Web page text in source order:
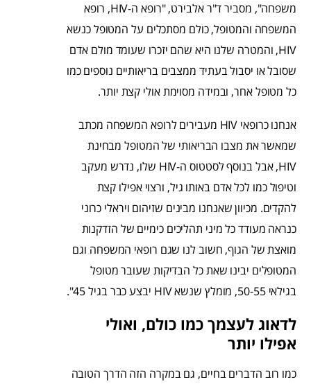
משפחה", מסביר ד"ר אלבירט, "רופא ה-HIV, רופא
המשפחה והמטופל, כולם מסתכלים על המטופל כנשא
HIV, והמטרה שלנו היא שהם יזכרו שעומד מולם אדם
שסובל או יסבול בעתיד ממצבים בריאותיים נוספים כמו
כל מטופל אחר, ובמידה מסוימת אולי קצת יותר.
אנחנו כרופאי HIV מעבירים לרופא המשפחה מכתב
שמאשר את מצבו הבריאותי של המטופל מבחינת
HIV, אבל בנוסף לסטטוס ה-HIV שלו, נדרש מעקב
וטיפול כמו לכל אדם באותו גיל, ורצוי אפילו קצת
להקדים. מכיוון שאנחנו מבינים שזיהום ויראלי כרוני
כנראה מעודד כל מיני תהליכים כימיים של הזדקנות
מואצת של הגוף, חשוב לנו שגם רופאי המשפחה וגם
המטופלים יבינו שאת כל הבדיקות שעובר מטופל
בגילאי 50-55, מומלץ שנשא HIV יבצע כבר בגיל 45".
לדאוג לעצמך כמו כולם, ואולי
אפילו יותר
כמו רוב הדברים בחיים, גם במקרה הזה הדרך הטובה